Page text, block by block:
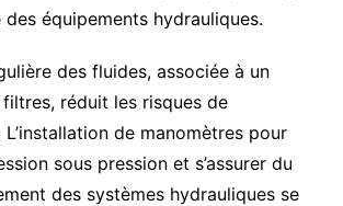
équipements hydrauliques.
des fluides, associée à un
réduit les risques de
de manomètres pour
sous pression et s’assurer du
des systèmes hydrauliques se